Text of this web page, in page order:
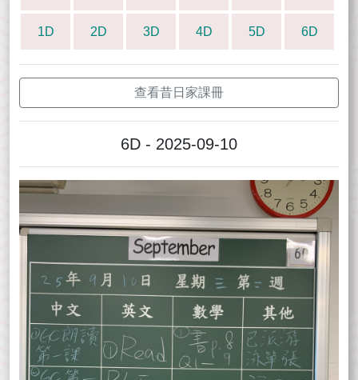
1D 2D 3D 4D 5D 6D
查看昔日家課冊
6D - 2025-09-10